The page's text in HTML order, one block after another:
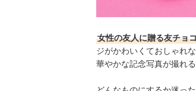
女性の友人に贈る友チョ
ジがかわいくておしゃれ
華やかな記念写真が撮れる